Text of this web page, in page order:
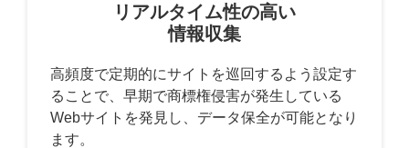
リアルタイム性の高い
情報収集
高頻度で定期的にサイトを巡回するよう設定す
ることで、早期で商標権侵害が発生している
Webサイトを発見し、データ保全が可能となり
ます。